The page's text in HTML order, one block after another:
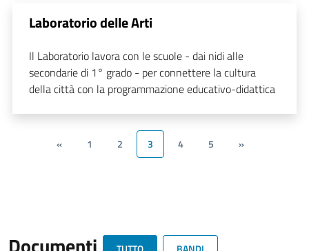
Laboratorio delle Arti
Il Laboratorio lavora con le scuole - dai nidi alle
secondarie di 1° grado - per connettere la cultura
della città con la programmazione educativo-didattica
« 1 2 3 4 5 »